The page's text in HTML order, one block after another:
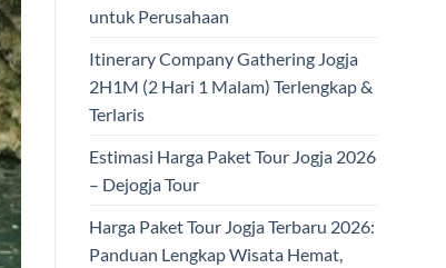
untuk Perusahaan
Itinerary Company Gathering Jogja
2H1M (2 Hari 1 Malam) Terlengkap &
Terlaris
Estimasi Harga Paket Tour Jogja 2026
– Dejogja Tour
Harga Paket Tour Jogja Terbaru 2026:
Panduan Lengkap Wisata Hemat,